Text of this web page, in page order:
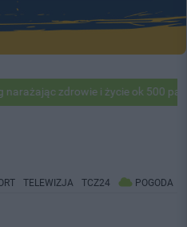
zdrowie i życie ok 500
TELEWIZJA TCZ24 POGODA